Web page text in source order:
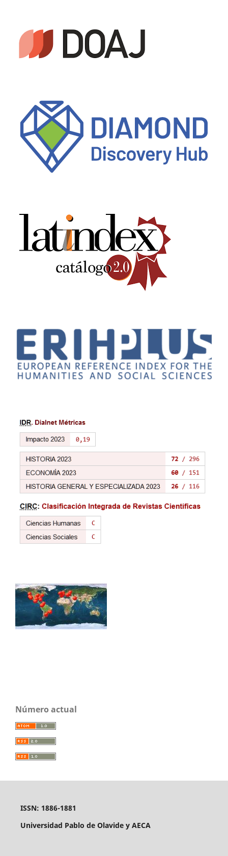
Número actual
ISSN: 1886-1881
Universidad Pablo de Olavide y AECA